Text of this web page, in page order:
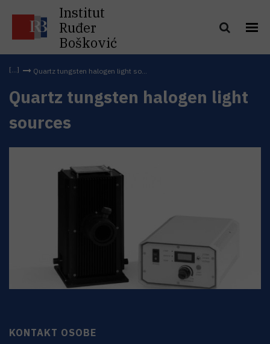
Institut
Ruđer
Bošković
Quartz tungsten halogen light so...
Quartz tungsten halogen light
sources
KONTAKT OSOBE